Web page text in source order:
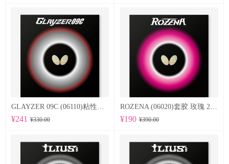
GLAYZER 09C (06110)粘性套胶
¥241 ¥330.00
ROZENA (06020)套胶 玫瑰 2.1mm
¥190 ¥390.00